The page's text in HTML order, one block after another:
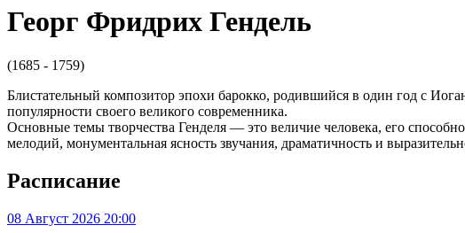
Георг Фридрих Гендель
(1685 - 1759)
Блистательный композитор эпохи барокко, родившийся в один год с
популярности своего великого современника.
Основные темы творчества Генделя — это величие человека, его
мелодий, монументальная ясность звучания, драматичность и
Расписание
08 Август 2026 20:00